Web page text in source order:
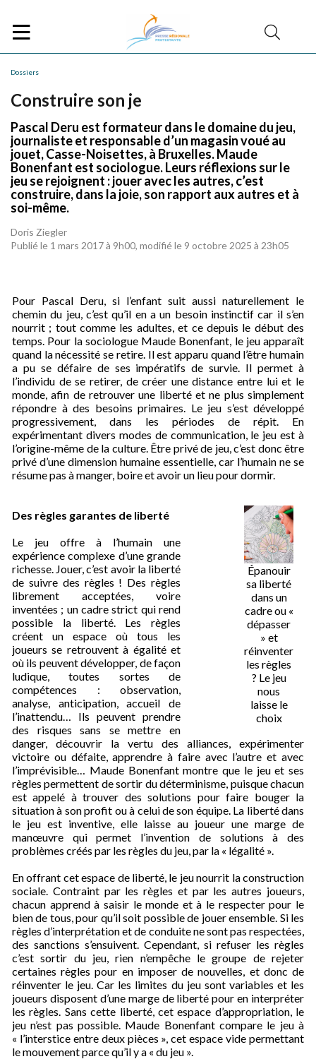
Dossiers
Construire son je
Pascal Deru est formateur dans le domaine du jeu,
journaliste et responsable d’un magasin voué au
jouet, Casse-Noisettes, à Bruxelles. Maude
Bonenfant est sociologue. Leurs réflexions sur le
jeu se rejoignent : jouer avec les autres, c’est
construire, dans la joie, son rapport aux autres et à
soi-même.
Doris Ziegler
Publié le 1 mars 2017 à 9h00, modifié le 9 octobre 2025 à 23h05
Pour Pascal Deru, si l’enfant suit aussi naturellement le
chemin du jeu, c’est qu’il en a un besoin instinctif car il s’en
nourrit ; tout comme les adultes, et ce depuis le début des
temps. Pour la sociologue Maude Bonenfant, le jeu apparaît
quand la nécessité se retire. Il est apparu quand l’être humain
a pu se défaire de ses impératifs de survie. Il permet à
l’individu de se retirer, de créer une distance entre lui et le
monde, afin de retrouver une liberté et ne plus simplement
répondre à des besoins primaires. Le jeu s’est développé
progressivement, dans les périodes de répit. En
expérimentant divers modes de communication, le jeu est à
l’origine-même de la culture. Être privé de jeu, c’est donc être
privé d’une dimension humaine essentielle, car l’humain ne se
résume pas à manger, boire et avoir un lieu pour dormir.
Épanouir
sa liberté
dans un
cadre ou «
dépasser
» et
réinventer
les règles
? Le jeu
nous
laisse le
choix
Des règles garantes de liberté
Le jeu offre à l’humain une
expérience complexe d’une grande
richesse. Jouer, c’est avoir la liberté
de suivre des règles ! Des règles
librement acceptées, voire
inventées ; un cadre strict qui rend
possible la liberté. Les règles
créent un espace où tous les
joueurs se retrouvent à égalité et
où ils peuvent développer, de façon
ludique, toutes sortes de
compétences : observation,
analyse, anticipation, accueil de
l’inattendu… Ils peuvent prendre
des risques sans se mettre en
danger, découvrir la vertu des alliances, expérimenter
victoire ou défaite, apprendre à faire avec l’autre et avec
l’imprévisible… Maude Bonenfant montre que le jeu et ses
règles permettent de sortir du déterminisme, puisque chacun
est appelé à trouver des solutions pour faire bouger la
situation à son profit ou à celui de son équipe. La liberté dans
le jeu est inventive, elle laisse au joueur une marge de
manœuvre qui permet l’invention de solutions à des
problèmes créés par les règles du jeu, par la « légalité ».
En offrant cet espace de liberté, le jeu nourrit la construction
sociale. Contraint par les règles et par les autres joueurs,
chacun apprend à saisir le monde et à le respecter pour le
bien de tous, pour qu’il soit possible de jouer ensemble. Si les
règles d’interprétation et de conduite ne sont pas respectées,
des sanctions s’ensuivent. Cependant, si refuser les règles
c’est sortir du jeu, rien n’empêche le groupe de rejeter
certaines règles pour en imposer de nouvelles, et donc de
réinventer le jeu. Car les limites du jeu sont variables et les
joueurs disposent d’une marge de liberté pour en interpréter
les règles. Sans cette liberté, cet espace d’appropriation, le
jeu n’est pas possible. Maude Bonenfant compare le jeu à
« l’interstice entre deux pièces », cet espace vide permettant
le mouvement parce qu’il y a « du jeu ».